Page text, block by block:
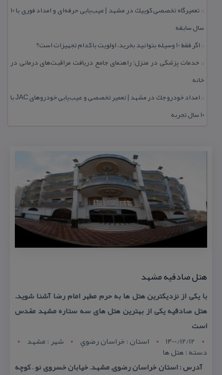
::
تعمیرگاه تخصصی كوییك در مشهد | عیب‌یابی حرفه‌ای و امداد فوری با ۱۰
سال سابقه
:: اگر فقط 10 وسیله بتوانید بخرید، اولویت با كدام تجهیزات است؟
:: خدمات پزشكی در منزل؛ راهنمای جامع دریافت مراقبت‌های درمانی در
خانه
::
امداد خودرو جك در مشهد | تعمیر تخصصی و عیب‌یابی خودروهای JAC با
۱۰ سال تجربه
هتل صادقیه مشهد
با یكی از نزدیكترین هتل ها به حرم مطهر امام رضا آشنا شوید.
هتل صادقیه یكی از بهترین هتل های سه ستاره مشهد مقدس
است
1400/12/12
استان : خراسان رضوي شهر : مشهد
دسته : هتل ها
آدرس : استان خراسان رضوی, مشهد– خیابان خسروی نو – كوچه